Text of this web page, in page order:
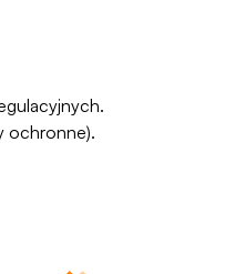
ochronne).